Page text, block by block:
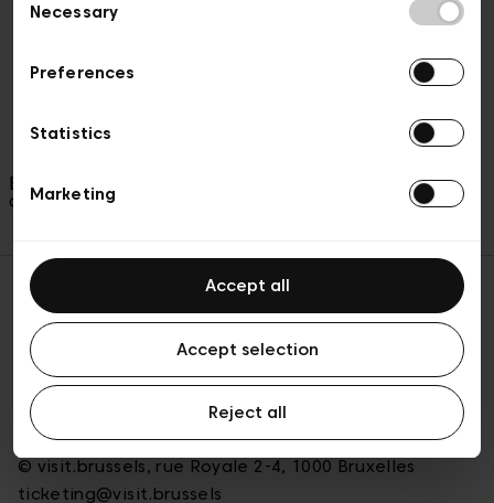
Selection
Necessary
Preferences
Statistics
Marketing
Accept all
Accept selection
Reject all
En cas de problème avec vos billets, veuillez nous
contacter à l'adresse
ticketing@visit.brussels
© visit.brussels, rue Royale 2-4, 1000 Bruxelles
ticketing@visit.brussels
Revenir en haut